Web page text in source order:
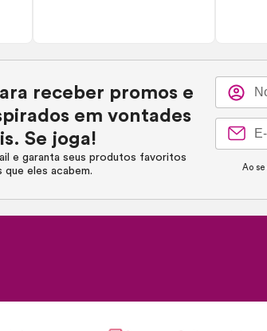
receber promos e
em vontades
Se joga!
e garanta seus produtos favoritos
que eles acabem.
Ao se